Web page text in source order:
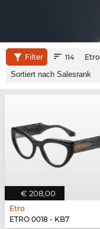
Filter 114 Etro
€ 208,00
Etro
ETRO 0018 - KB7